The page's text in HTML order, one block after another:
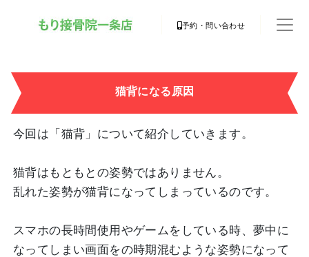
予約・問い合わせ
猫背になる原因
今回は「猫背」について紹介していきます。
猫背はもともとの姿勢ではありません。
乱れた姿勢が猫背になってしまっているのです。
スマホの長時間使用やゲームをしている時、夢中に
なってしまい画面をの時期混むような姿勢になって